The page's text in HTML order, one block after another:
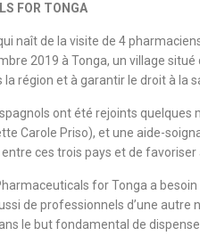
FOR TONGA
naît de la visite de 4
2019 à Tonga, un village
région et à garantir le droit à la
ont été rejoints quelques
Carole Priso), et une aide-
ces trois pays et de
for Tonga a
de professionnels d’une
le but fondamental de